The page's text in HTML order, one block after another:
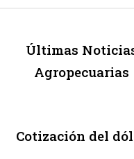
Últimas
Agropecuarias
Cotización del